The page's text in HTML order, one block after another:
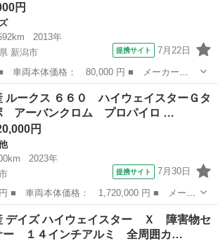
円
2013年
新潟市
提携サイト 7月22日
： デイズ ■ グレード名： ■ 排気量：
5D ■ ミッション： CVT ■ 店舗PR文： ...
イズ
ルークス ６６０ ハイウェイスターＧタ
アーバンクロム プロパイロ …
円
2023年
提携サイト 7月30日
： ルークス ■ グレード名： ６６０ ハ
ボ アーバンクロム プロパイロ ■ 排気
の他
デイズ ハイウェイスター Ｘ 障害物セ
ー １４インチアルミ 全周囲カ…